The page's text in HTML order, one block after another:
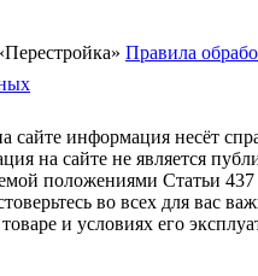
Правила
сайте информация несёт
на сайте не является
положениями Статьи
во всех для вас
и условиях его